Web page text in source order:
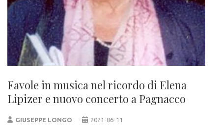
Favole in musica nel ricordo di Elena
Lipizer e nuovo concerto a Pagnacco
GIUSEPPE LONGO 2021-06-11